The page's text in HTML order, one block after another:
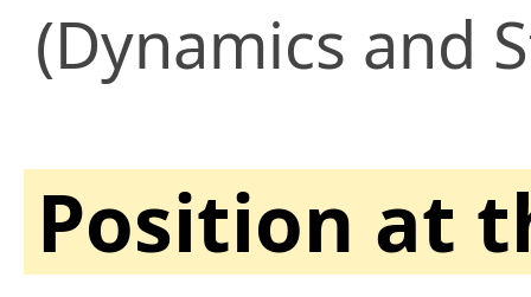
(Dynamics and
Position at